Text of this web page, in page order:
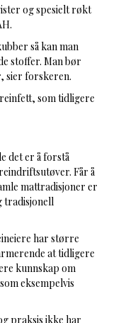
og spesielt røkt
så kan man
stoffer. Man bør
sier forskeren.
som tidligere
det er å forstå
Får å
mattradisjoner er
tradisjonell
har større
at tidligere
kunnskap om
eksempelvis
praksis ikke har